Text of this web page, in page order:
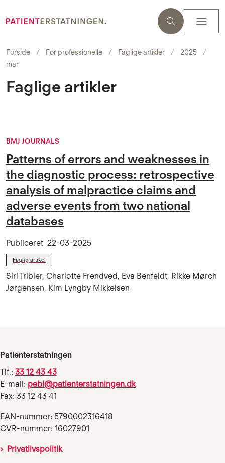
Forside For professionelle Faglige artikler
2025
mar
Faglige artikler
BMJ JOURNALS
Patterns of errors and weaknesses in
the diagnostic process: retrospective
analysis of malpractice claims and
adverse events from two national
databases
Publiceret 22-03-2025
Faglig artikel
Siri Tribler, Charlotte Frendved, Eva Benfeldt, Rikke Mørch
Jørgensen, Kim Lyngby Mikkelsen
Patienterstatningen
Tlf.: 33 12 43 43
E-mail: pebl@patienterstatningen.dk
Fax: 33 12 43 41
EAN-nummer: 5790002316418
CVR-nummer: 16027901
Privatlivspolitik